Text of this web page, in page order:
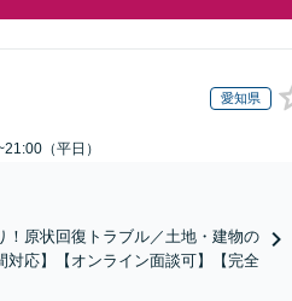
愛知県
（平日）
！原状回復トラブル／土地・建物の
応】【オンライン面談可】【完全